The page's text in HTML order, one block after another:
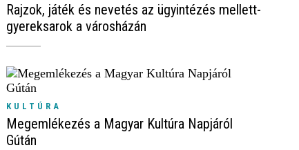
Rajzok, játék és nevetés az ügyintézés mellett-
gyereksarok a városházán
KULTÚRA
Megemlékezés a Magyar Kultúra Napjáról
Gútán